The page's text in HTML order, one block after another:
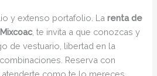
y extenso portafolio. Larenta de
, te invita a que conozcas y
de vestuario, libertad en la
Reserva con